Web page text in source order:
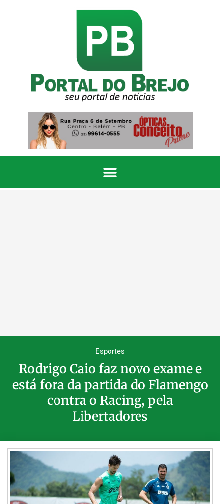
Esportes
Rodrigo Caio faz novo exame e
está fora da partida do Flamengo
contra o Racing, pela
Libertadores